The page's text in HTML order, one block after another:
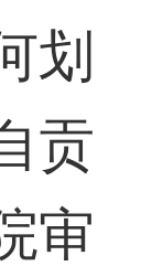
划
贡
审